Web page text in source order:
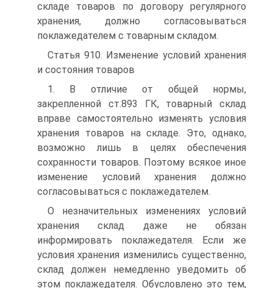
складе товаров по договору регулярного
хранения, должно согласовываться
поклажедателем с товарным складом.
Статья 910. Изменение условий хранения
и состояния товаров
1. В отличие от общей нормы,
закрепленной ст.893 ГК, товарный склад
вправе самостоятельно изменять условия
хранения товаров на складе. Это, однако,
возможно лишь в целях обеспечения
сохранности товаров. Поэтому всякое иное
изменение условий хранения должно
согласовываться с поклажедателем.
О незначительных изменениях условий
хранения склад даже не обязан
информировать поклажедателя. Если же
условия хранения изменились существенно,
склад должен немедленно уведомить об
этом поклажедателя. Обусловлено это тем,